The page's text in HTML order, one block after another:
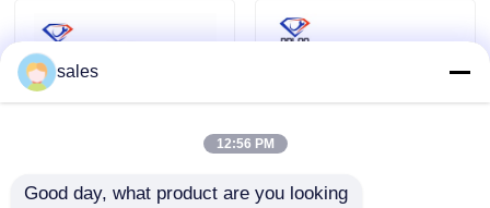
Ζητήστε ένα απόσπασμα
Ηλεκτρολυτικός τροχός άλεσης
εξαιρετική αντοχή
και αποδοτικότητα
sales
12:56 PM
Good day, what product are you looking